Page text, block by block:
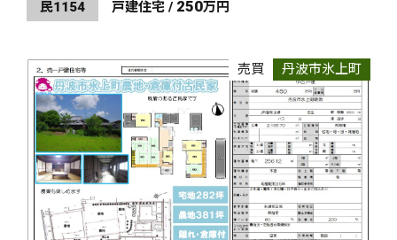
民1154 戸建住宅 / 250万円
売買 丹波市氷上町